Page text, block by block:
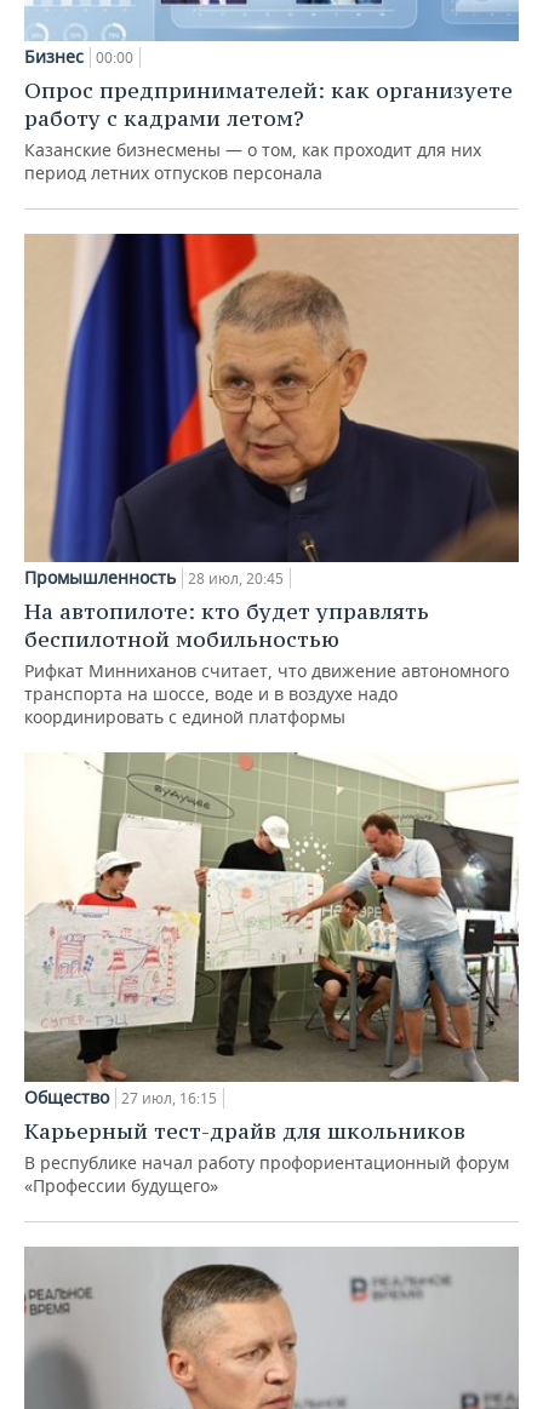
Бизнес 00:00
Опрос предпринимателей: как организуете
работу с кадрами летом?
Казанские бизнесмены — о том, как проходит для них
период летних отпусков персонала
Промышленность 28 июл, 20:45
На автопилоте: кто будет управлять
беспилотной мобильностью
Рифкат Минниханов считает, что движение автономного
транспорта на шоссе, воде и в воздухе надо
координировать с единой платформы
Общество 27 июл, 16:15
Карьерный тест-драйв для школьников
В республике начал работу профориентационный форум
«Профессии будущего»